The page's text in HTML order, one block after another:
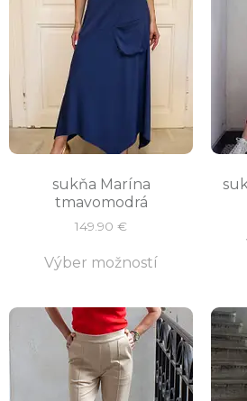
sukňa Marína
tmavomodrá
149.90 €
Výber možností